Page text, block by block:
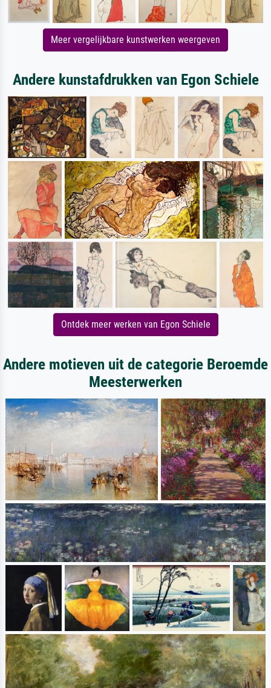
Meer vergelijkbare kunstwerken weergeven
Andere kunstafdrukken van Egon Schiele
Ontdek meer werken van Egon Schiele
Andere motieven uit de categorie Beroemde
Meesterwerken